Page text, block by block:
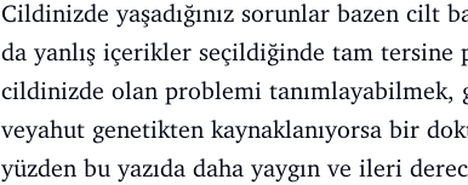
Cildinizde yaşadığınız sorunlar bazen
da yanlış içerikler seçildiğinde tam
cildinizde olan problemi
veyahut genetikten kaynaklanıyorsa bir
yüzden bu yazıda daha yaygın ve ileri